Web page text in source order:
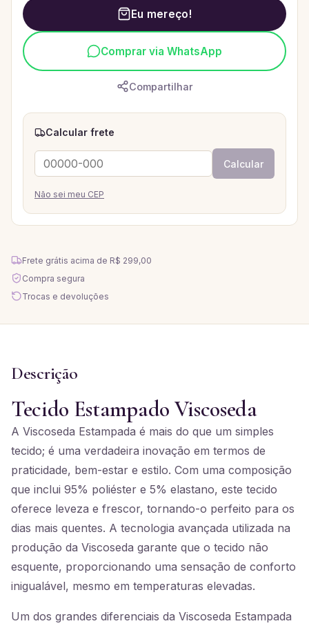
Eu mereço!
Comprar via WhatsApp
Compartilhar
Calcular frete
Calcular
Não sei meu CEP
Frete grátis acima de R$ 299,00
Compra segura
Trocas e devoluções
Descrição
Tecido Estampado Viscoseda
A Viscoseda Estampada é mais do que um simples
tecido; é uma verdadeira inovação em termos de
praticidade, bem-estar e estilo. Com uma composição
que inclui 95% poliéster e 5% elastano, este tecido
oferece leveza e frescor, tornando-o perfeito para os
dias mais quentes. A tecnologia avançada utilizada na
produção da Viscoseda garante que o tecido não
esquente, proporcionando uma sensação de conforto
inigualável, mesmo em temperaturas elevadas.
Um dos grandes diferenciais da Viscoseda Estampada